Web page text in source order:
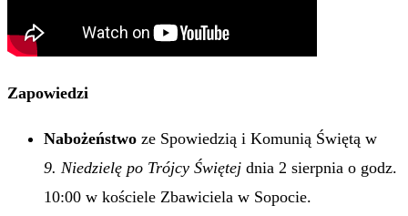
Zapowiedzi
Nabożeństwo ze Spowiedzią i Komunią Świętą w
9. Niedzielę po Trójcy Świętej dnia 2 sierpnia o godz.
10:00 w kościele Zbawiciela w Sopocie.